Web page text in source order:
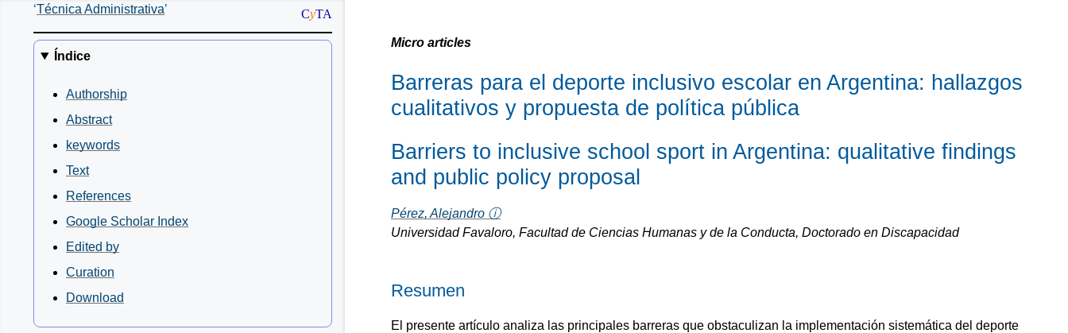
CyTA
Técnica Administrativa
Índice
Authorship
Abstract
keywords
Text
References
Google Scholar Index
Edited by
Curation
Download
Micro articles
Barreras para el deporte inclusivo escolar en Argentina: hallazgos
cualitativos y propuesta de política pública
Barriers to inclusive school sport in Argentina: qualitative findings
and public policy proposal
Pérez, Alejandro ⓘ
Universidad Favaloro, Facultad de Ciencias Humanas y de la Conducta, Doctorado en Discapacidad
Resumen
El presente artículo analiza las principales barreras que obstaculizan la implementación sistemática del deporte